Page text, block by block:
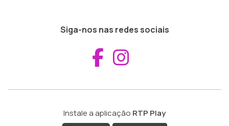
Siga-nos nas redes sociais
Aceder ao
Instale a aplicação RTP Play